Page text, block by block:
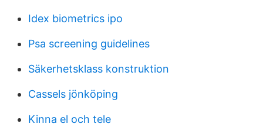
Idex biometrics ipo
Psa screening guidelines
Säkerhetsklass konstruktion
Cassels jönköping
Kinna el och tele